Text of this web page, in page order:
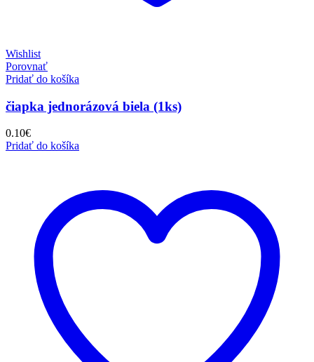
Wishlist
Porovnať
Pridať do košíka
čiapka jednorázová biela (1ks)
0.10€
Pridať do košíka